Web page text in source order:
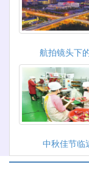
航拍镜头下
中秋佳节临